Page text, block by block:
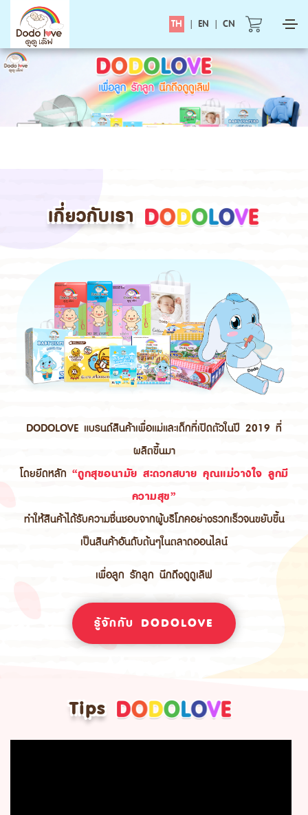
TH | EN | CN
เกี่ยวกับเรา
DODOLOVE แบรนด์สินค้าเพื่อแม่และเด็กที่เปิดตัวในปี 2019 ที่
ผลิตขึ้นมา
โดยยึดหลัก “ถูกสุขอนามัย สะดวกสบาย คุณแม่วางใจ ลูกมี
ความสุข”
ทำให้สินค้าได้รับความชื่นชอบจากผู้บริโภคอย่างรวกเร็วจนขยับขึ้น
เป็นสินค้าอันดับต้นๆในตลาดออนไลน์
เพื่อลูก รักลูก นึกถึงดูดูเลิฟ
รู้จักกับ DODOLOVE
Tips